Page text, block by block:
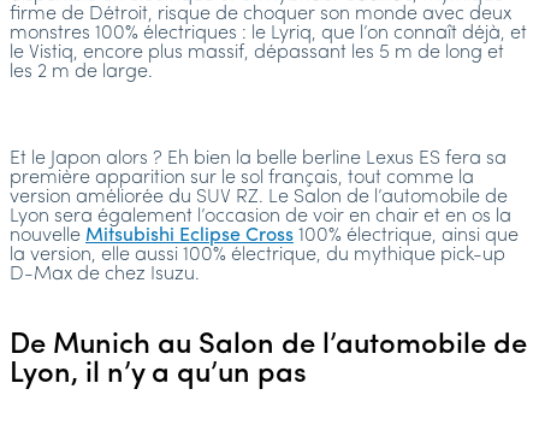
firme de Détroit, risque de choquer son monde avec deux
monstres 100% électriques : le Lyriq, que l’on connaît déjà, et
le Vistiq, encore plus massif, dépassant les 5 m de long et
les 2 m de large.
Et le Japon alors ? Eh bien la belle berline Lexus ES fera sa
première apparition sur le sol français, tout comme la
version améliorée du SUV RZ. Le Salon de l’automobile de
Lyon sera également l’occasion de voir en chair et en os la
nouvelle Mitsubishi Eclipse Cross 100% électrique, ainsi que
la version, elle aussi 100% électrique, du mythique pick-up
D-Max de chez Isuzu.
De Munich au Salon de l’automobile de
Lyon, il n’y a qu’un pas